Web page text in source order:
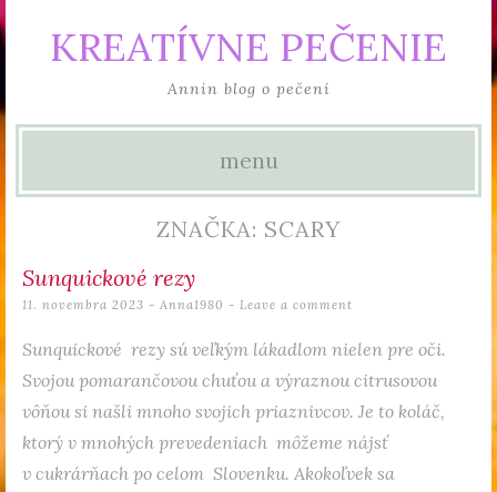
KREATÍVNE PEČENIE
Annin blog o pečení
menu
ZNAČKA: SCARY
Sunquickové rezy
11. novembra 2023 - Anna1980 Leave a comment
Sunquickové rezy sú veľkým lákadlom nielen pre oči.
Svojou pomarančovou chuťou a výraznou citrusovou
vôňou si našli mnoho svojich priaznivcov. Je to koláč,
ktorý v mnohých prevedeniach môžeme nájsť
v cukrárňach po celom Slovenku. Akokoľvek sa